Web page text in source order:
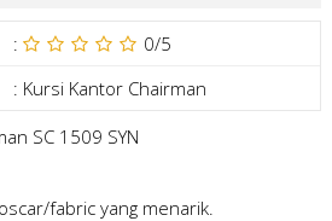
: 0/5
: Kursi Kantor Chairman
SC 1509 SYN
fabric yang menarik.